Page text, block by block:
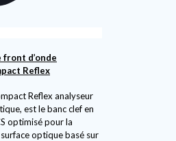
front d’onde
Reflex
Reflex analyseur
est le banc clef en
optimisé pour la
optique basé sur